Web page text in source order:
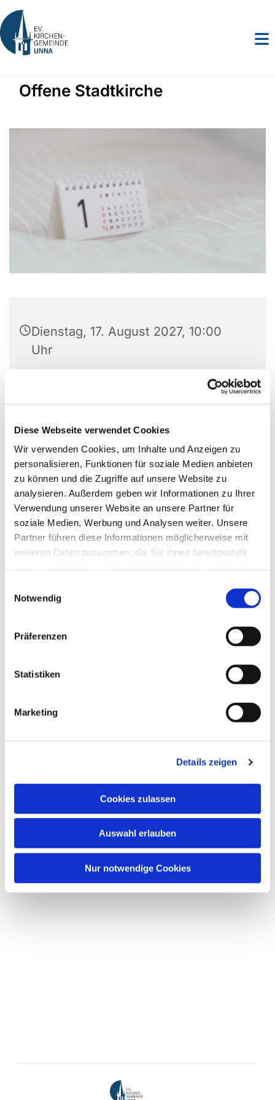
Diese Webseite verwendet Cookies
Wir verwenden Cookies, um Inhalte und Anzeigen zu
personalisieren, Funktionen für soziale Medien anbieten
zu können und die Zugriffe auf unsere Website zu
analysieren. Außerdem geben wir Informationen zu Ihrer
Verwendung unserer Website an unsere Partner für
soziale Medien, Werbung und Analysen weiter. Unsere
Partner führen diese Informationen möglicherweise mit
weiteren Daten zusammen, die Sie ihnen bereitgestellt
Notwendig
Präferenzen
Statistiken
Marketing
Details zeigen
Cookies zulassen
Auswahl erlauben
Nur notwendige Cookies
Offene Stadtkirche
Dienstag, 17. August 2027, 10:00
Uhr
Ev. Stadtkirche Unna, Kirchplatz 1,
59423 Unna
Dies könnte Sie auch